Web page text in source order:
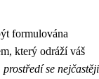
formulována
který odráží váš
prostředí se nejčastěji